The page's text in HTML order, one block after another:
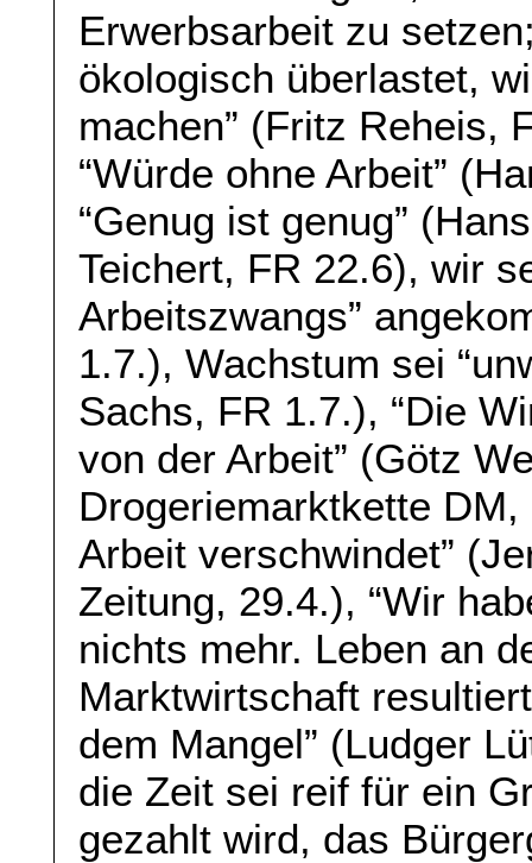
Erwerbsarbeit zu
ökologisch überlastet,
machen” (Fritz Reheis,
“Würde ohne Arbeit”
“Genug ist genug”
Teichert, FR 22.6), wir
Arbeitszwangs”
1.7.), Wachstum sei
Sachs, FR 1.7.), “Die
von der Arbeit” (Götz
Drogeriemarktkette
Arbeit verschwindet”
Zeitung, 29.4.), “Wir
nichts mehr. Leben an
Marktwirtschaft
dem Mangel” (Ludger
die Zeit sei reif für ein
gezahlt wird, das